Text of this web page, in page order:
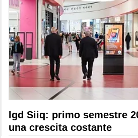
Igd Siiq: primo semestre
una crescita costante